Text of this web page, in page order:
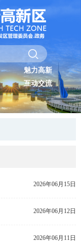
魅力高新
互动交流
2026年06月15日
2026年06月12日
2026年06月11日